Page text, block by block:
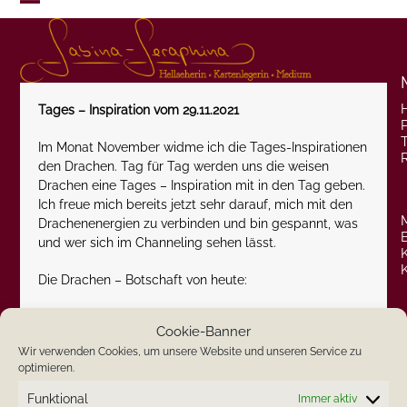
Cookie-Banner
Wir verwenden Cookies, um unsere Website und unseren Service zu
optimieren.
Funktional Immer aktiv
Skip
Open
mobile
menu
Close
mobile
menu
Tages – Inspiration vom 29.11.2021
Im Monat November widme ich die Tages-Inspirationen
den Drachen. Tag für Tag werden uns die weisen
Drachen eine Tages – Inspiration mit in den Tag geben.
Ich freue mich bereits jetzt sehr darauf, mich mit den
Drachenenergien zu verbinden und bin gespannt, was
und wer sich im Channeling sehen lässt.
Die Drachen – Botschaft von heute:
Menschen. Geschenke sind etwas Besonderes. Sie
zeigen dem Beschenkten die Anerkennung, welche ihm
entgegengebracht wird. Leider ist das nicht mehr
immer so. Haben Geschenke immer noch den Wert,